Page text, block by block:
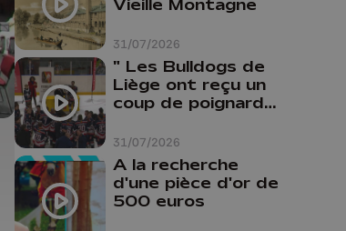
31/07/2026
Vieille Montagne
31/07/2026
" Les Bulldogs de
Liège ont reçu un
coup de poignard
A la recherche
d'une pièce d'or de
500 euros